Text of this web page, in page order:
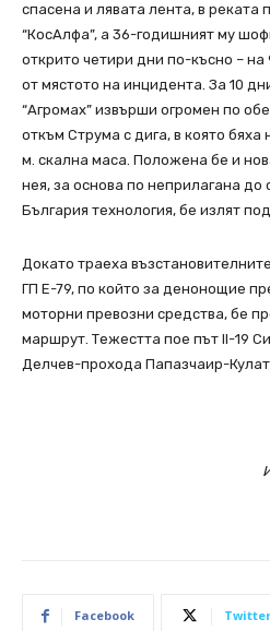
спасена и лявата лента, в
“КосАлфа”, а 36-годишният му
открито четири дни по-късно –
от мястото на инцидента. За 10
“Агромах” извърши огромен по
откъм Струма с дига, в която
м. скална маса. Положена бе и
нея, за основа по неприлагана до
България технология, бе излят
Докато траеха
ГП Е-79, по който за денонощие
моторни превозни средства, бе
маршрут. Тежестта пое път II-19
Делчев-прохода Папазчаир-
Facebook Twitter